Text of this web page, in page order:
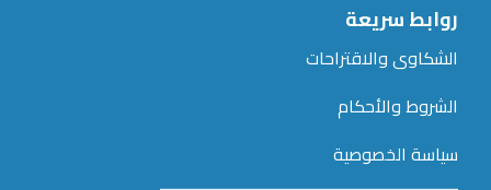
روابط سريعة
الشكاوى والاقتراحات
الشروط والأحكام
سياسة الخصوصية